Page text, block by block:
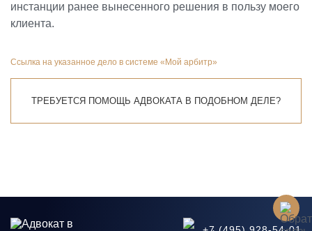
инстанции ранее вынесенного решения в пользу моего
клиента.
Ссылка на указанное дело в системе «Мой арбитр»
ТРЕБУЕТСЯ ПОМОЩЬ АДВОКАТА В ПОДОБНОМ ДЕЛЕ?